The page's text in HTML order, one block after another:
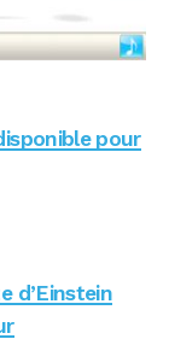
pour
d’Einstein